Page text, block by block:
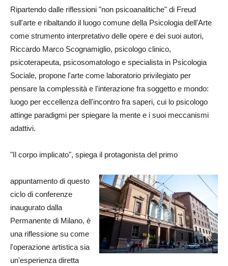
Ripartendo dalle riflessioni "non psicoanalitiche" di Freud
sull'arte e ribaltando il luogo comune della Psicologia dell'Arte
come strumento interpretativo delle opere e dei suoi autori,
Riccardo Marco Scognamiglio, psicologo clinico,
psicoterapeuta, psicosomatologo e specialista in Psicologia
Sociale, propone l'arte come laboratorio privilegiato per
pensare la complessità e l'interazione fra soggetto e mondo:
luogo per eccellenza dell'incontro fra saperi, cui lo psicologo
attinge paradigmi per spiegare la mente e i suoi meccanismi
adattivi.
"Il corpo implicato", spiega il protagonista del primo
appuntamento di questo
ciclo di conferenze
inaugurato dalla
Permanente di Milano, è
una riflessione su come
l'operazione artistica sia
un'esperienza diretta